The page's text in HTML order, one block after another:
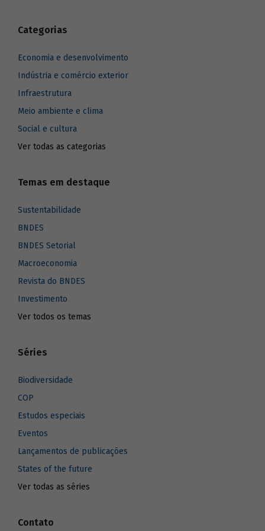
Categorias
Economia e desenvolvimento
Indústria e comércio exterior
Infraestrutura
Meio ambiente e clima
Social e cultura
Ver todas as categorias
Temas em destaque
Sustentabilidade
BNDES
BNDES Setorial
Macroeconomia
Revista do BNDES
Investimento
Ver todos os temas
Séries
Biodiversidade
COP
Estudos especiais
Eventos
Lançamentos de publicações
States of the future
Ver todas as séries
Contato